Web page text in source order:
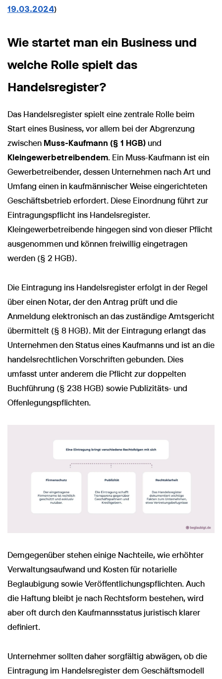
19.03.2024)
Wie startet man ein Business und
welche Rolle spielt das
Handelsregister?
Das Handelsregister spielt eine zentrale Rolle beim
Start eines Business, vor allem bei der Abgrenzung
zwischen Muss-Kaufmann (§ 1 HGB) und
Kleingewerbetreibendem. Ein Muss-Kaufmann ist ein
Gewerbetreibender, dessen Unternehmen nach Art und
Umfang einen in kaufmännischer Weise eingerichteten
Geschäftsbetrieb erfordert. Diese Einordnung führt zur
Eintragungspflicht ins Handelsregister.
Kleingewerbetreibende hingegen sind von dieser Pflicht
ausgenommen und können freiwillig eingetragen
werden (§ 2 HGB).
Die Eintragung ins Handelsregister erfolgt in der Regel
über einen Notar, der den Antrag prüft und die
Anmeldung elektronisch an das zuständige Amtsgericht
übermittelt (§ 8 HGB). Mit der Eintragung erlangt das
Unternehmen den Status eines Kaufmanns und ist an die
handelsrechtlichen Vorschriften gebunden. Dies
umfasst unter anderem die Pflicht zur doppelten
Buchführung (§ 238 HGB) sowie Publizitäts- und
Offenlegungspflichten.
Demgegenüber stehen einige Nachteile, wie erhöhter
Verwaltungsaufwand und Kosten für notarielle
Beglaubigung sowie Veröffentlichungspflichten. Auch
die Haftung bleibt je nach Rechtsform bestehen, wird
aber oft durch den Kaufmannsstatus juristisch klarer
definiert.
Unternehmer sollten daher sorgfältig abwägen, ob die
Eintragung im Handelsregister dem Geschäftsmodell